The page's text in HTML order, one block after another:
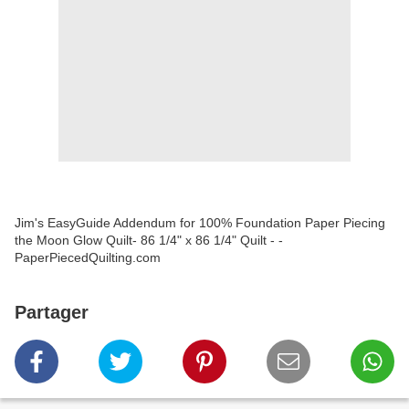
Jim's EasyGuide Addendum for 100% Foundation Paper Piecing
the Moon Glow Quilt- 86 1/4" x 86 1/4" Quilt - -
PaperPiecedQuilting.com
Partager